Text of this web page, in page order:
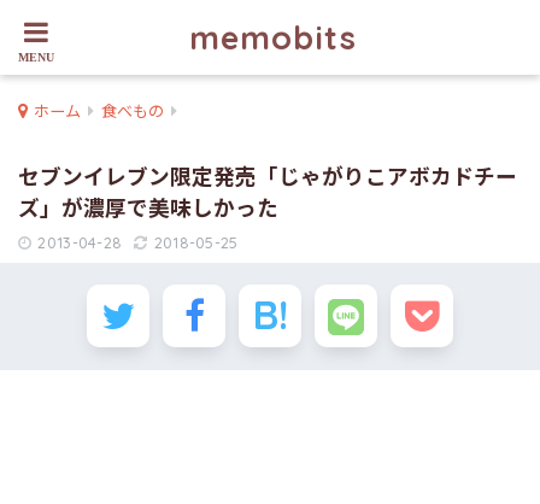
memobits
ホーム 食べもの
セブンイレブン限定発売「じゃがりこアボカドチー
ズ」が濃厚で美味しかった
2013-04-28 2018-05-25